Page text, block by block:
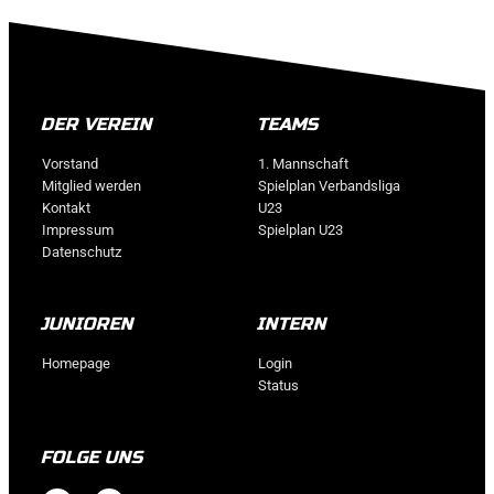
DER VEREIN
Vorstand
Mitglied werden
Kontakt
Impressum
Datenschutz
TEAMS
1. Mannschaft
Spielplan Verbandsliga
U23
Spielplan U23
JUNIOREN
Homepage
INTERN
Login
Status
FOLGE UNS